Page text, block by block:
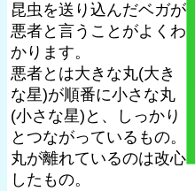
昆虫を送り込んだベガが
悪者と言うことがよくわ
かります。
悪者とは大きな丸(大き
な星)が順番に小さな丸
(小さな星)と、しっかり
とつながっているもの。
丸が離れているのは改心
したもの。